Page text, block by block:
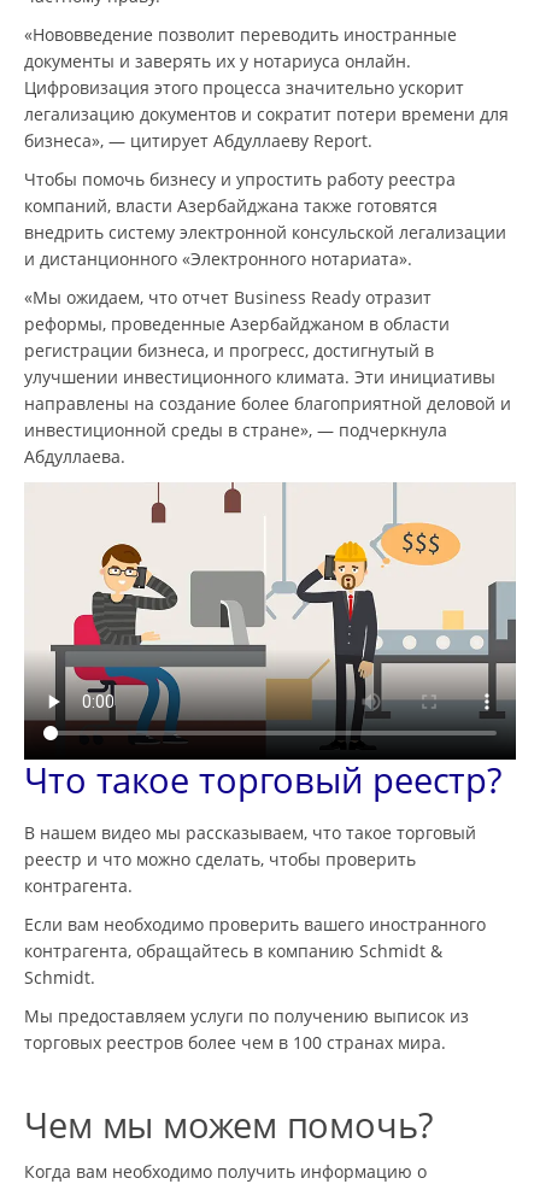
«Нововведение позволит переводить иностранные
документы и заверять их у нотариуса онлайн.
Цифровизация этого процесса значительно ускорит
легализацию документов и сократит потери времени для
бизнеса», — цитирует Абдуллаеву Report.
Чтобы помочь бизнесу и упростить работу реестра
компаний, власти Азербайджана также готовятся
внедрить систему электронной консульской легализации
и дистанционного «Электронного нотариата».
«Мы ожидаем, что отчет Business Ready отразит
реформы, проведенные Азербайджаном в области
регистрации бизнеса, и прогресс, достигнутый в
улучшении инвестиционного климата. Эти инициативы
направлены на создание более благоприятной деловой и
инвестиционной среды в стране», — подчеркнула
Абдуллаева.
Что такое торговый реестр?
В нашем видео мы рассказываем, что такое торговый
реестр и что можно сделать, чтобы проверить
контрагента.
Если вам необходимо проверить вашего иностранного
контрагента, обращайтесь в компанию Schmidt &
Schmidt.
Мы предоставляем услуги по получению выписок из
торговых реестров более чем в 100 странах мира.
Чем мы можем помочь?
Когда вам необходимо получить информацию о